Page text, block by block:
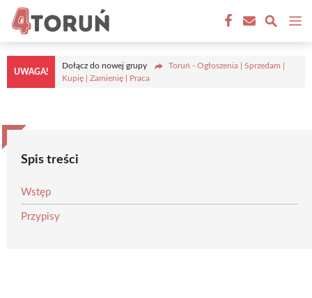
Przejdź
treści
UWAGA!
Dołącz do nowej grupy
Toruń - Ogłoszenia | Sprzedam |
Kupię | Zamienię | Praca
Spis treści
Wstęp
Przypisy